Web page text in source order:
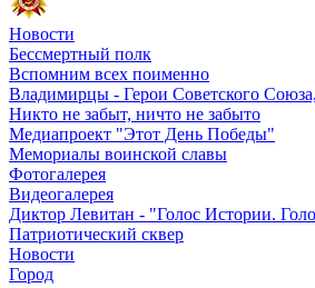
Новости
Бессмертный полк
Вспомним всех поименно
Владимирцы - Герои Советского
Никто не забыт, ничто не забыто
Медиапроект "Этот День Победы"
Мемориалы воинской славы
Фотогалерея
Видеогалерея
Диктор Левитан - "Голос Истории.
Патриотический сквер
Новости
Город